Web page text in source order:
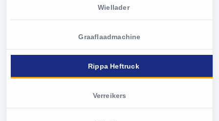
Wiellader
Graaflaadmachine
Rippa Heftruck
Verreikers